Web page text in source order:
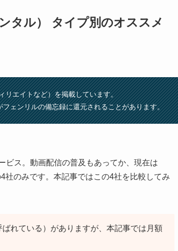
タル） タイプ別のオススメ
リエイトなど）を掲載しています。
ェンリルの備忘録に還元されることがあります。
ス。動画配信の普及もあってか、現在は
社のみです。本記事ではこの4社を比較してみ
れている）がありますが、本記事では月額